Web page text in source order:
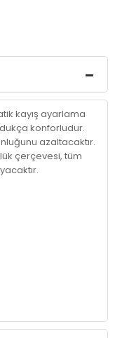
kayış ayarlama
konforludur.
azaltacaktır.
çerçevesi, tüm